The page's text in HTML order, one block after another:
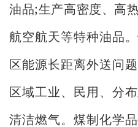
油品;生产高密度、高
航空航天等特种油品
区能源长距离外送问
区域工业、民用、分
清洁燃气。煤制化学